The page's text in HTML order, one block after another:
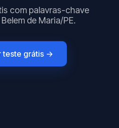
com palavras-chave
de Maria/PE.
teste grátis →